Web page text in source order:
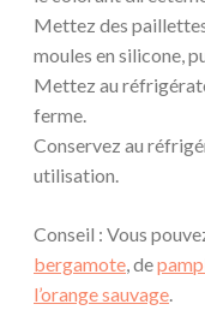
Mettez des
moules en silicone,
Mettez au
ferme.
Conservez au
utilisation.
Conseil : Vous
bergamote, de
l’orange sauvage.